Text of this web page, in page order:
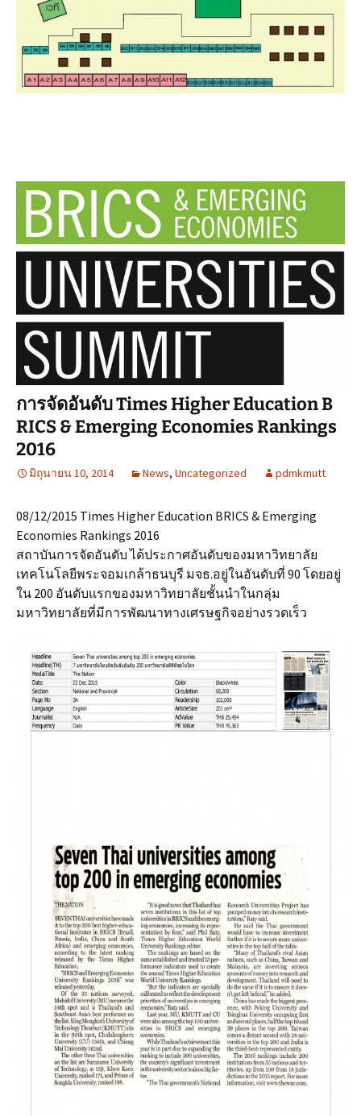
การจัดอันดับ Times Higher Education B
RICS & Emerging Economies Rankings
2016
มิถุนายน 10, 2014 News, Uncategorized pdmkmutt
08/12/2015 Times Higher Education BRICS & Emerging
Economies Rankings 2016
สถาบันการจัดอันดับ ได้ประกาศอันดับของมหาวิทยาลัย
เทคโนโลยีพระจอมเกล้าธนบุรี มจธ.อยู่ในอันดับที่ 90 โดยอยู่
ใน 200 อันดับแรกของมหาวิทยาลัยชั้นนำในกลุ่ม
มหาวิทยาลัยที่มีการพัฒนาทางเศรษฐกิจอย่างรวดเร็ว